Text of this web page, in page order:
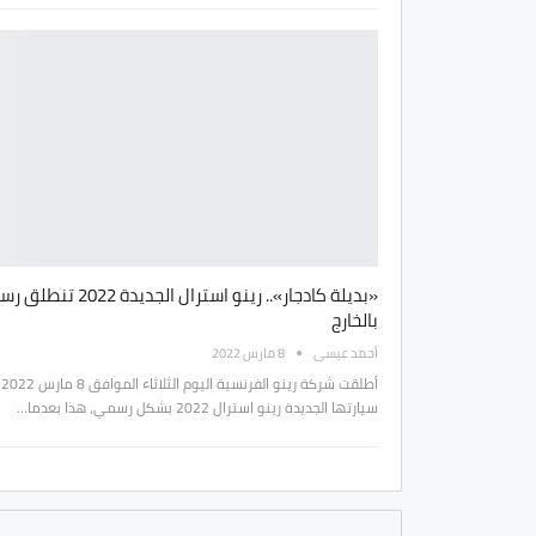
«بديلة كادجار».. رينو استرال الجديدة
بالخارج
أحمد عيسى 8 مارس 2022
أطلقت شركة رينو الفرنسية اليوم الثلاثاء الموافق 8 مارس 2022
سيارتها الجديدة رينو استرال 2022 بشكل رسمي، هذا بعدما…